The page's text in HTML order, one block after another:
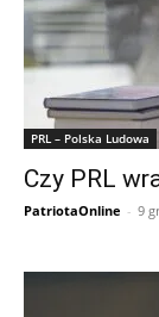
PRL – Polska Ludowa
Czy PRL
PatriotaOnline - 9